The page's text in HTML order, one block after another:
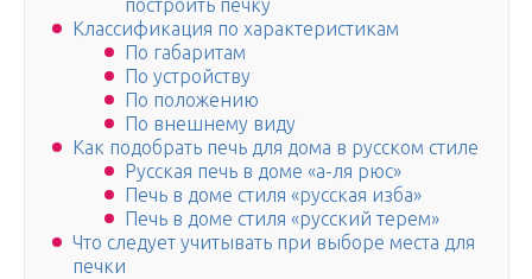
построить печку
Классификация по характеристикам
По габаритам
По устройству
По положению
По внешнему виду
Как подобрать печь для дома в русском стиле
Русская печь в доме «а-ля рюс»
Печь в доме стиля «русская изба»
Печь в доме стиля «русский терем»
Что следует учитывать при выборе места для
печки